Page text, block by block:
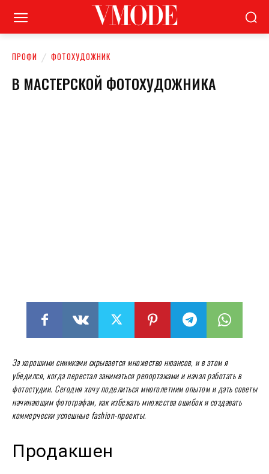
ПРОФИ ФОТОХУДОЖНИК
В МАСТЕРСКОЙ ФОТОХУДОЖНИКА
За хорошими снимками скрывается множество нюансов, и в этом я
убедился, когда перестал заниматься репортажами и начал работать в
фотостудии. Сегодня хочу поделиться многолетним опытом и дать советы
начинающим фотографам, как избежатьмножества ошибок и создавать
коммерчески успешные fashion-проекты.
Продакшен